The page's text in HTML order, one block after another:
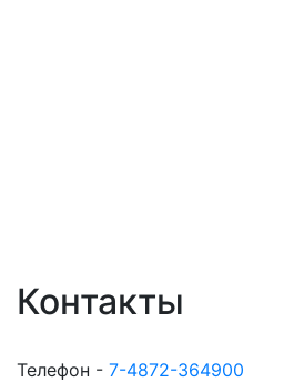
Контакты
Телефон - 7-4872-364900